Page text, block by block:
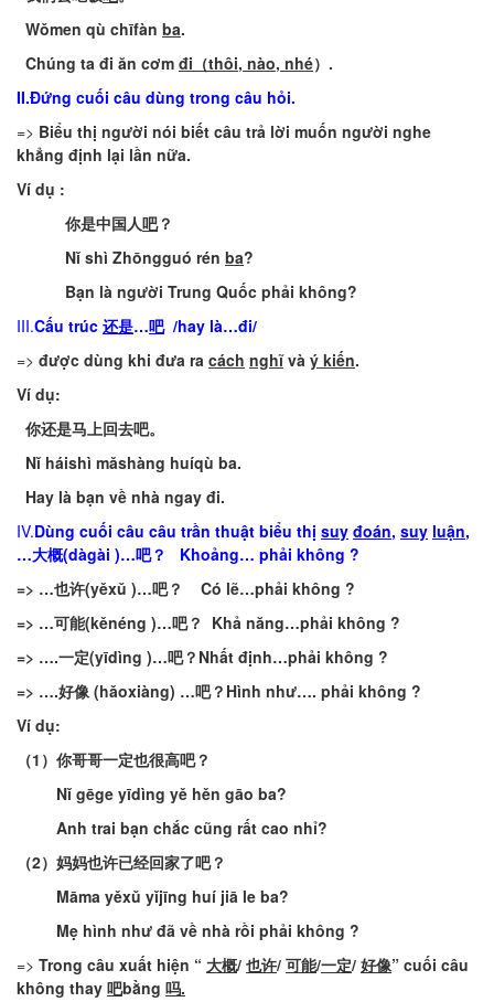
Wǒmen qù chīfàn ba.
Chúng ta đi ăn cơm đi （thôi, nào, nhé） .
II.Đứng cuối câu dùng trong câu hỏi.
=> Biểu thị người nói biết câu trả lời muốn người nghe
khẳng định lại lần nữa.
Ví dụ :
你是中国人吧？
Nǐ shì Zhōngguó rén ba?
Bạn là người Trung Quốc phải không?
III.Cấu trúc 还是…吧/hay là…đi/
=> được dùng khi đưa ra cách nghĩ và ý kiến.
Ví dụ:
你还是马上回去吧。
Nǐ háishì mǎshàng huíqù ba.
Hay là bạn về nhà ngay đi.
IV.Dùng cuối câu câu trần thuật biểu thị suy đoán, suy luận,
…大概(dàgài )…吧？ Khoảng… phải không ?
=> …也许(yěxǔ )…吧？ Có lẽ…phải không ?
=> …可能(kěnéng )…吧？ Khả năng…phải không ?
=> ….一定(yīdìng )…吧？ Nhất định…phải không ?
=> ….好像 (hǎoxiàng) …吧？Hình như…. phải không ?
Ví dụ:
（1 ） 你哥哥一定也很高吧？
Nǐ gēge yīdìng yě hěn gāo ba?
Anh trai bạn chắc cũng rất cao nhỉ?
（2） 妈妈也许已经回家了吧？
Māma yěxǔ yǐjīng huí jiā le ba?
Mẹ hình như đã về nhà rồi phải không ?
=> Trong câu xuất hiện “ 大概/ 也许/ 可能/一定/ 好像” cuối câu
không thay 吧bằng 吗.